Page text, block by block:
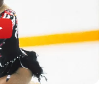
“Αντιεμβολιαστής,
ρωσόφιλος, ψεκασμένος”: το
τρίπτυχο του σύγχρονου
πολιτικού επαναστάτη.